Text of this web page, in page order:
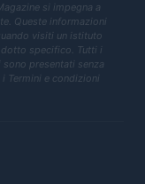
si impegna a
Queste informazioni
visiti un istituto
specifico. Tutti i
presentati senza
Termini e condizioni